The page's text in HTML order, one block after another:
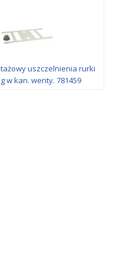
uszczelnienia rurki
w kan. wenty. 781459